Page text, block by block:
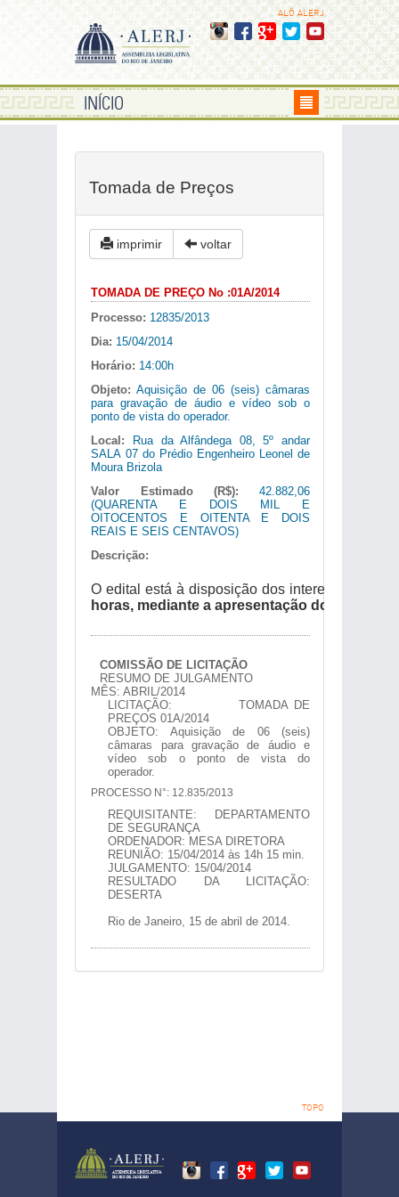
ALÔ ALERJ
INÍCIO
Tomada de Preços
imprimir voltar
TOMADA DE PREÇO No :01A/2014
Processo: 12835/2013
Dia: 15/04/2014
Horário: 14:00h
Objeto: Aquisição de 06 (seis) câmaras
para gravação de áudio e vídeo sob o
ponto de vista do operador.
Local:
Rua da Alfândega 08, 5º andar
SALA 07 do Prédio Engenheiro Leonel de
Moura Brizola
Valor Estimado (R$):
42.882,06
(QUARENTA E DOIS MIL E
OITOCENTOS E OITENTA E DOIS
REAIS E SEIS CENTAVOS)
Descrição:
O edital está à disposição dos interessados
horas, mediante a apresentação do carimbo
COMISSÃO DE LICITAÇÃO
RESUMO DE JULGAMENTO
MÊS: ABRIL/2014
LICITAÇÃO: TOMADA DE
PREÇOS 01A/2014
OBJETO: Aquisição de 06 (seis)
câmaras para gravação de áudio e
vídeo sob o ponto de vista do
operador.
PROCESSO N°: 12.835/2013
REQUISITANTE: DEPARTAMENTO
DE SEGURANÇA
ORDENADOR: MESA DIRETORA
REUNIÃO: 15/04/2014 às 14h 15 min.
JULGAMENTO: 15/04/2014
RESULTADO DA LICITAÇÃO:
DESERTA
Rio de Janeiro, 15 de abril de 2014.
TOPO